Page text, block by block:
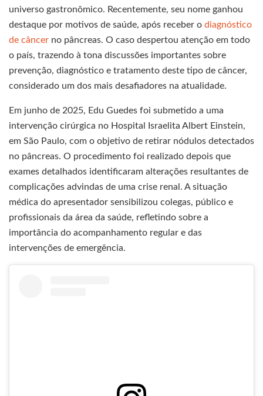
universo gastronômico. Recentemente, seu nome ganhou
destaque por motivos de saúde, após receber o diagnóstico
de câncer no pâncreas. O caso despertou atenção em todo
o país, trazendo à tona discussões importantes sobre
prevenção, diagnóstico e tratamento deste tipo de câncer,
considerado um dos mais desafiadores na atualidade.
Em junho de 2025, Edu Guedes foi submetido a uma
intervenção cirúrgica no Hospital Israelita Albert Einstein,
em São Paulo, com o objetivo de retirar nódulos detectados
no pâncreas. O procedimento foi realizado depois que
exames detalhados identificaram alterações resultantes de
complicações advindas de uma crise renal. A situação
médica do apresentador sensibilizou colegas, público e
profissionais da área da saúde, refletindo sobre a
importância do acompanhamento regular e das
intervenções de emergência.